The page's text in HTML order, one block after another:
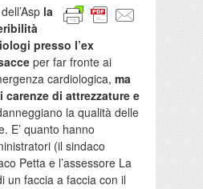
la
presso l’ex
per far fronte ai
cardiologica, ma
di attrezzature e
la qualità delle
E’ quanto hanno
(il sindaco
Petta e l’assessore La
un faccia a faccia con il